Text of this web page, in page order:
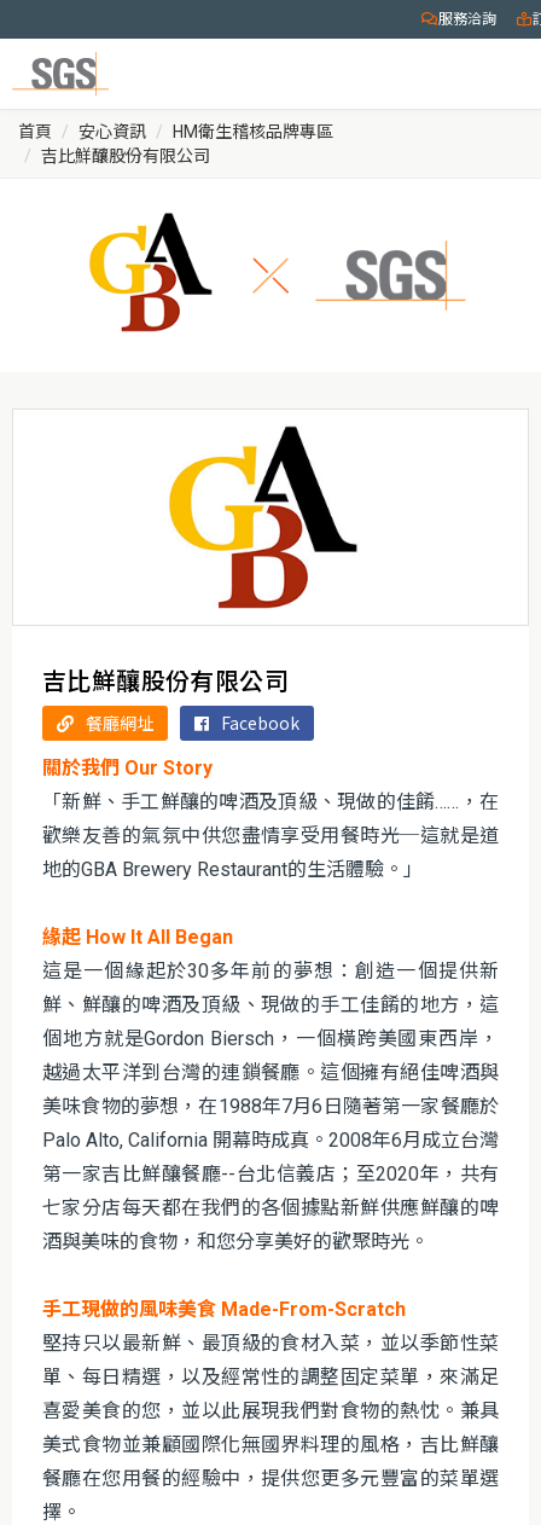
服務洽詢
首頁 安心資訊
HM衛生稽核品牌專區
吉比鮮釀股份有限公司
吉比鮮釀股份有限公司
餐廳網址 Facebook
關於我們 Our Story
「新鮮、手工鮮釀的啤酒及頂級、現做的佳餚……，在
歡樂友善的氣氛中供您盡情享受用餐時光─這就是道
地的GBA Brewery Restaurant的生活體驗。」
緣起 How It All Began
這是一個緣起於30多年前的夢想：創造一個提供新
鮮、鮮釀的啤酒及頂級、現做的手工佳餚的地方，這
個地方就是Gordon Biersch，一個橫跨美國東西岸，
越過太平洋到台灣的連鎖餐廳。這個擁有絕佳啤酒與
美味食物的夢想，在1988年7月6日隨著第一家餐廳於
Palo Alto, California 開幕時成真。2008年6月成立台灣
第一家吉比鮮釀餐廳--台北信義店；至2020年，共有
七家分店每天都在我們的各個據點新鮮供應鮮釀的啤
酒與美味的食物，和您分享美好的歡聚時光。
手工現做的風味美食 Made-From-Scratch
堅持只以最新鮮、最頂級的食材入菜，並以季節性菜
單、每日精選，以及經常性的調整固定菜單，來滿足
喜愛美食的您，並以此展現我們對食物的熱忱。兼具
美式食物並兼顧國際化無國界料理的風格，吉比鮮釀
餐廳在您用餐的經驗中，提供您更多元豐富的菜單選
擇。